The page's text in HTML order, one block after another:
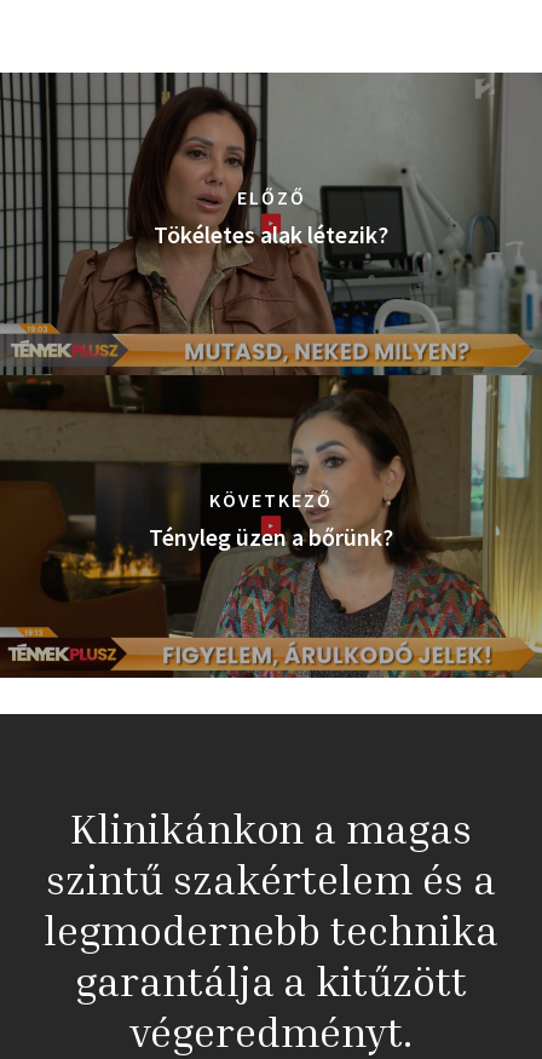
ELŐZŐ
Tökéletes alak létezik?
KÖVETKEZŐ
Tényleg üzen a bőrünk?
Klinikánkon a magas
szintű szakértelem és a
legmodernebb technika
garantálja a kitűzött
végeredményt.